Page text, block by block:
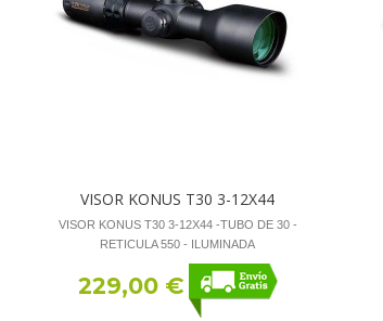
VISOR KONUS T30 3-12X44
VISOR KONUS T30 3-12X44 -TUBO DE 30 -
RETICULA 550 - ILUMINADA
229,00 €